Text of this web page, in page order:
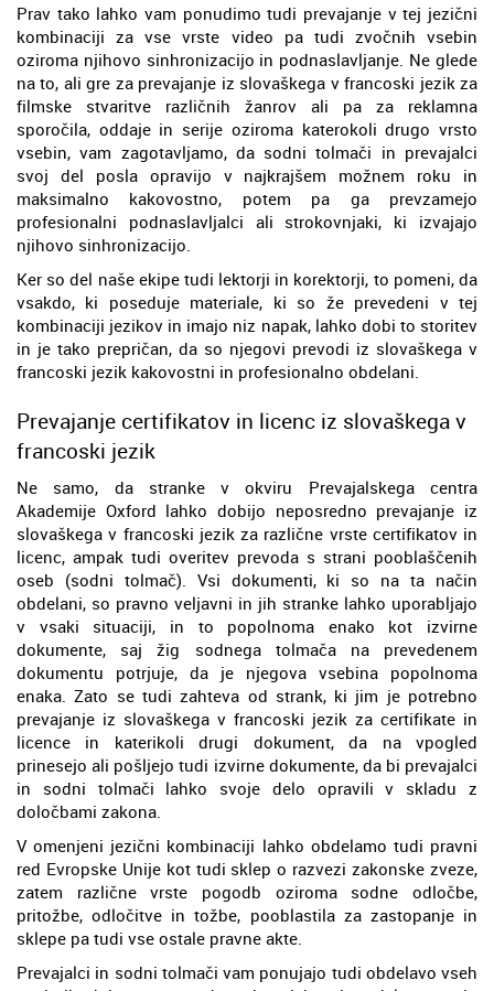
Prav tako lahko vam ponudimo tudi prevajanje v tej jezični
kombinaciji za vse vrste video pa tudi zvočnih vsebin
oziroma njihovo sinhronizacijo in podnaslavljanje. Ne glede
na to, ali gre za prevajanje iz slovaškega v francoski jezik za
filmske stvaritve različnih žanrov ali pa za reklamna
sporočila, oddaje in serije oziroma katerokoli drugo vrsto
vsebin, vam zagotavljamo, da sodni tolmači in prevajalci
svoj del posla opravijo v najkrajšem možnem roku in
maksimalno kakovostno, potem pa ga prevzamejo
profesionalni podnaslavljalci ali strokovnjaki, ki izvajajo
njihovo sinhronizacijo.
Ker so del naše ekipe tudi lektorji in korektorji, to pomeni, da
vsakdo, ki poseduje materiale, ki so že prevedeni v tej
kombinaciji jezikov in imajo niz napak, lahko dobi to storitev
in je tako prepričan, da so njegovi prevodi iz slovaškega v
francoski jezik kakovostni in profesionalno obdelani.
Prevajanje certifikatov in licenc iz slovaškega v
francoski jezik
Ne samo, da stranke v okviru Prevajalskega centra
Akademije Oxford lahko dobijo neposredno prevajanje iz
slovaškega v francoski jezik za različne vrste certifikatov in
licenc, ampak tudi overitev prevoda s strani pooblaščenih
oseb (sodni tolmač). Vsi dokumenti, ki so na ta način
obdelani, so pravno veljavni in jih stranke lahko uporabljajo
v vsaki situaciji, in to popolnoma enako kot izvirne
dokumente, saj žig sodnega tolmača na prevedenem
dokumentu potrjuje, da je njegova vsebina popolnoma
enaka. Zato se tudi zahteva od strank, ki jim je potrebno
prevajanje iz slovaškega v francoski jezik za certifikate in
licence in katerikoli drugi dokument, da na vpogled
prinesejo ali pošljejo tudi izvirne dokumente, da bi prevajalci
in sodni tolmači lahko svoje delo opravili v skladu z
določbami zakona.
V omenjeni jezični kombinaciji lahko obdelamo tudi pravni
red Evropske Unije kot tudi sklep o razvezi zakonske zveze,
zatem različne vrste pogodb oziroma sodne odločbe,
pritožbe, odločitve in tožbe, pooblastila za zastopanje in
sklepe pa tudi vse ostale pravne akte.
Prevajalci in sodni tolmači vam ponujajo tudi obdelavo vseh